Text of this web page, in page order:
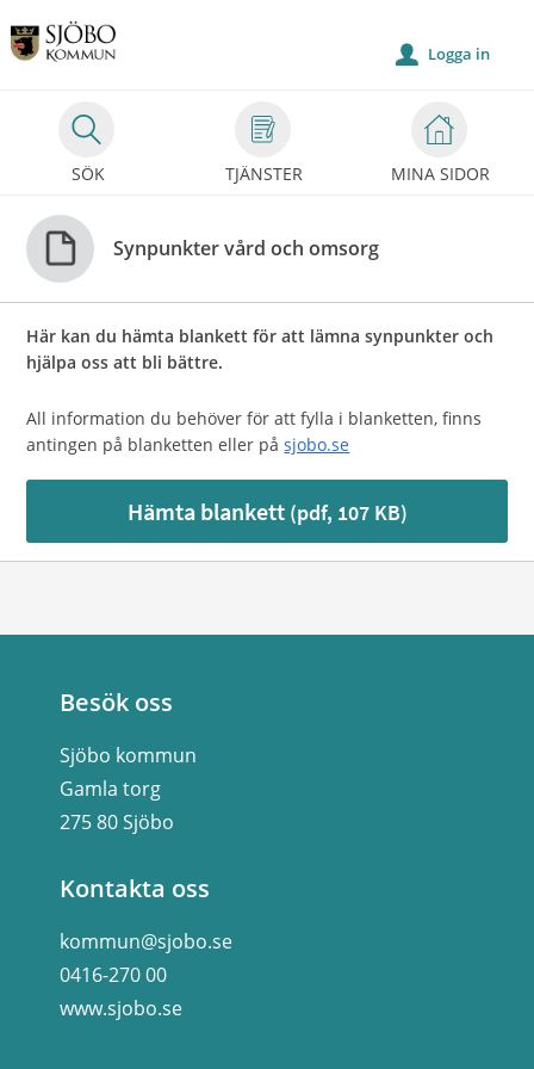
Välkommen
till
kommun
SÖK TJÄNSTER MINA SIDOR
u Logga in
Synpunkter vård och omsorg
Här kan du hämta blankett för att lämna synpunkter och
hjälpa oss att bli bättre.
All information du behöver för att fylla i blanketten, finns
antingen på blanketten eller påsjobo.se
Hämta blankett(pdf, 107 KB)
Besök oss
Sjöbo kommun
Gamla torg
275 80 Sjöbo
Kontakta oss
kommun@sjobo.se
0416-270 00
www.sjobo.se